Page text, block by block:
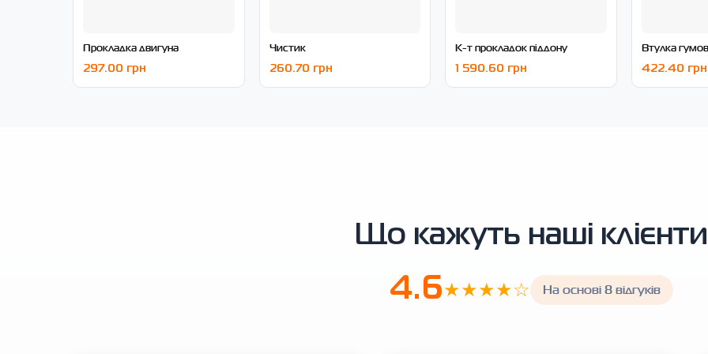
Прокладка двигуна
297.00 грн
Чистик
260.70 грн
К-т прокладок піддону
1 590.60 грн
Втулка
422.40 грн
Що кажуть наші клієнти
4.6★★★★☆ На основі 8 відгуків